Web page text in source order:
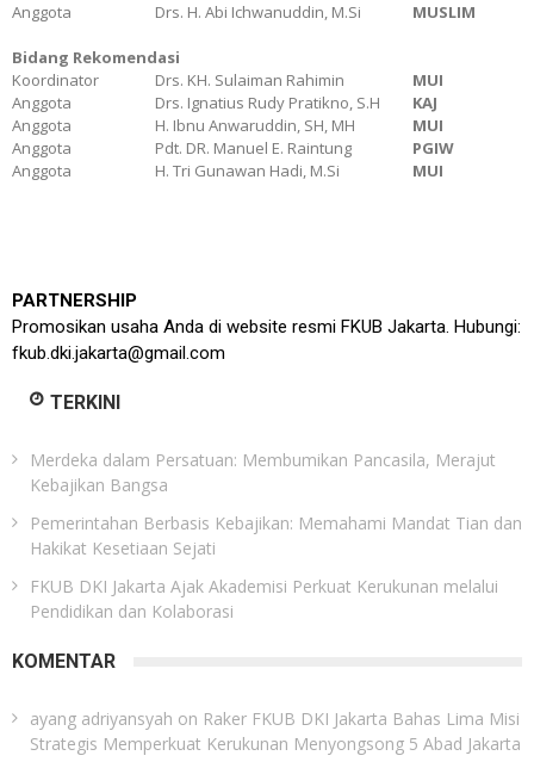
Anggota
Drs. H. Abi Ichwanuddin, M.Si MUSLIM
Bidang Rekomendasi
Koordinator
Drs. KH. Sulaiman Rahimin
MUI
Anggota
Drs. Ignatius Rudy Pratikno, S.H
KAJ
Anggota
H. Ibnu Anwaruddin, SH, MH
MUI
Anggota
Pdt. DR. Manuel E. Raintung
PGIW
Anggota
H. Tri Gunawan Hadi, M.Si MUI
PARTNERSHIP
Promosikan usaha Anda di website resmi FKUB Jakarta. Hubungi:
fkub.dki.jakarta@gmail.com
TERKINI
Merdeka dalam Persatuan: Membumikan Pancasila, Merajut
Kebajikan Bangsa
Pemerintahan Berbasis Kebajikan: Memahami Mandat Tian dan
Hakikat Kesetiaan Sejati
FKUB DKI Jakarta Ajak Akademisi Perkuat Kerukunan melalui
Pendidikan dan Kolaborasi
KOMENTAR
ayang adriyansyah on Raker FKUB DKI Jakarta Bahas Lima Misi
Strategis Memperkuat Kerukunan Menyongsong 5 Abad Jakarta